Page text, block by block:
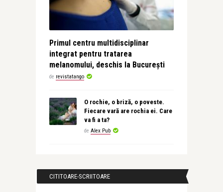
Primul centru multidisciplinar
integrat pentru tratarea
melanomului, deschis la București
de revistatango
O rochie, o briză, o poveste.
Fiecare vară are rochia ei. Care
va fi a ta?
de Alex Pub
CITITOARE-SCRIITOARE